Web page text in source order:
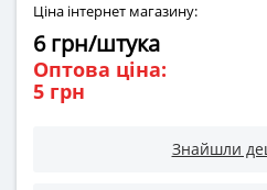
Ціна інтернет магазину:
6 грн/штука
Оптова ціна:
5 грн
Знайшли